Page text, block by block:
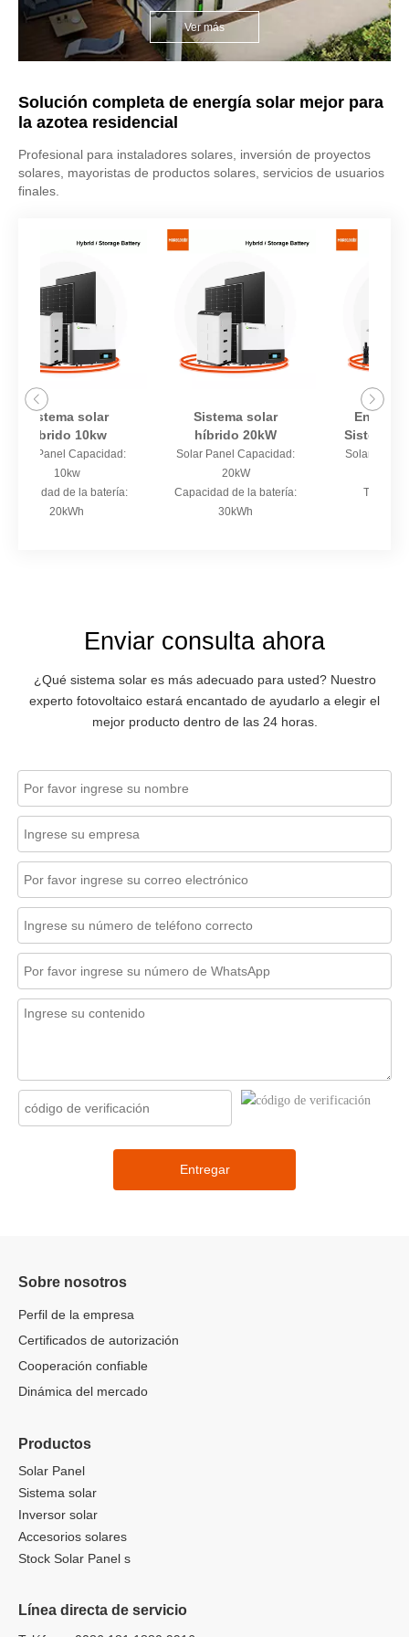
Ver más
Solución completa de energía solar mejor para
la azotea residencial
Profesional para instaladores solares, inversión de proyectos
solares, mayoristas de productos solares, servicios de usuarios
finales.
Sistema solar
híbrido 10kw
Solar Panel Capacidad:
10kw
Capacidad de la batería:
20kWh
Sistema solar
híbrido 20kW
Solar Panel Capacidad:
20kW
Capacidad de la batería:
30kWh
En la
Solar
Enviar consulta ahora
¿Qué sistema solar es más adecuado para usted? Nuestro
experto fotovoltaico estará encantado de ayudarlo a elegir el
mejor producto dentro de las 24 horas.
Entregar
Sobre nosotros
Perfil de la empresa
Certificados de autorización
Cooperación confiable
Dinámica del mercado
Productos
Solar Panel
Sistema solar
Inversor solar
Accesorios solares
Stock Solar Panel s
Línea directa de servicio